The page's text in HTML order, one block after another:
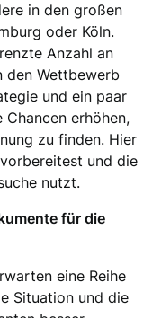
in den großen
oder Köln.
Anzahl an
den Wettbewerb
und ein paar
erhöhen,
zu finden. Hier
und die
nutzt.
für die
eine Reihe
Situation und die